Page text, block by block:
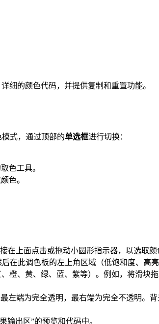
细的颜色代码，并提供复制和重置功能。
式，通过顶部的单选框进行切换：
色工具。
色。
在上面点击或拖动小圆形指示器，以选取
在此调色板的左上角区域（低饱和度、高亮
橙、黄、绿、蓝、紫等）。例如，将滑块
左端为完全透明，最右端为完全不透明。
输出区”的预览和代码中。